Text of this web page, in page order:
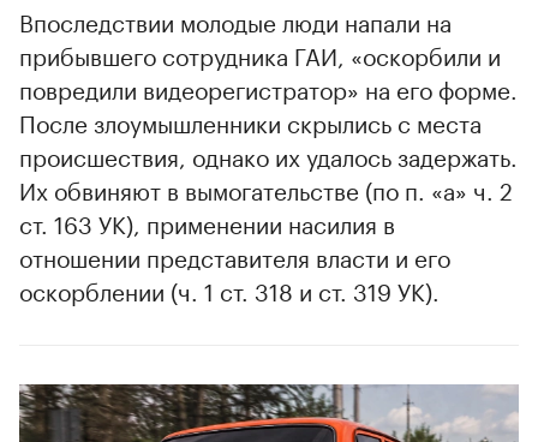
Впоследствии молодые люди напали на
прибывшего сотрудника ГАИ, «оскорбили и
повредили видеорегистратор» на его форме.
После злоумышленники скрылись с места
происшествия, однако их удалось задержать.
Их обвиняют в вымогательстве (по п. «а» ч. 2
ст. 163 УК), применении насилия в
отношении представителя власти и его
оскорблении (ч. 1 ст. 318 и ст. 319 УК).